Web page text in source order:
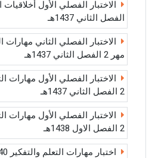
الفصل الثاني 1437هـ
مهر 2 الفصل الثاني 1437هـ
2 الفصل الثاني 1437هـ
2 الفصل الاول 1438هـ